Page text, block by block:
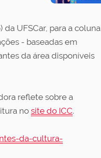
UFSCar, para a coluna
- baseadas em
da área disponíveis
reflete sobre a
nosite do ICC.
da-cultura-